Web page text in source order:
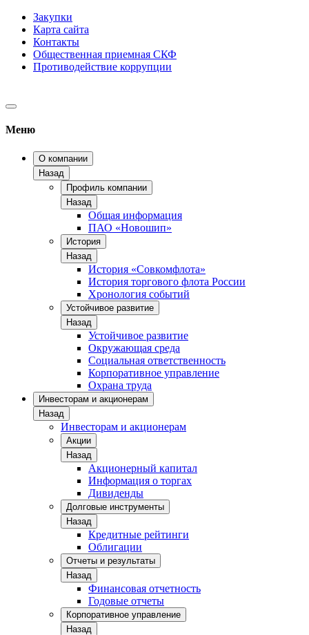
Закупки
Карта сайта
Контакты
Общественная приемная СКФ
Противодействие коррупции
Меню
О компании
Назад
Профиль компании
Назад
Общая информация
ПАО «Новошип»
История
Назад
История «Совкомфлота»
История торгового флота России
Хронология событий
Устойчивое развитие
Назад
Устойчивое развитие
Окружающая среда
Социальная ответственность
Корпоративное управление
Охрана труда
Инвесторам и акционерам
Назад
Инвесторам и акционерам
Акции
Назад
Акционерный капитал
Информация о торгах
Дивиденды
Долговые инструменты
Назад
Кредитные рейтинги
Облигации
Отчеты и результаты
Назад
Финансовая отчетность
Годовые отчеты
Корпоративное управление
Назад